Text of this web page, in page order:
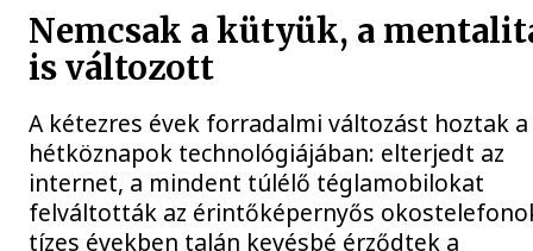
Nemcsak a kütyük, a
is változott
A kétezres évek forradalmi változást hoztak a
hétköznapok technológiájában: elterjedt az
internet, a mindent túlélő téglamobilokat
felváltották az érintőképernyős
tízes években talán kevésbé érződtek a